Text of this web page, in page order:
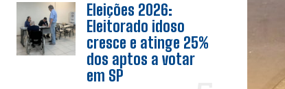
Eleições 2026:
Eleitorado idoso
cresce e atinge 25%
dos aptos a votar
em SP